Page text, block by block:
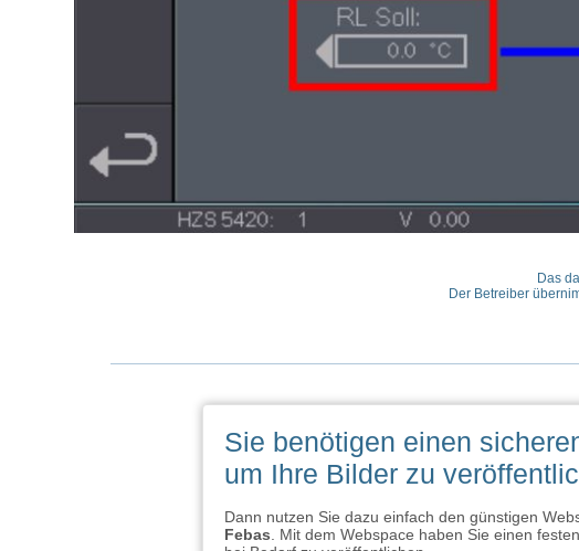
Das
Der Betreiber
Sie benötigen einen
um Ihre Bilder zu
Dann nutzen Sie dazu einfach den günstigen
Febas. Mit dem Webspace haben Sie einen